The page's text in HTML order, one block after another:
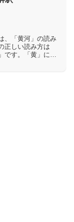
、「黄河」の読み
正しい読み方は
です。「黄」には